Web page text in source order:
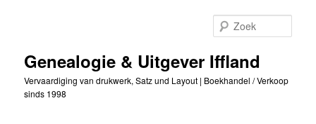
inhoudGenealogie & Uitgever Iffland
Vervaardiging van drukwerk, Satz und Layout | Boekhandel / Verkoop
sinds 1998